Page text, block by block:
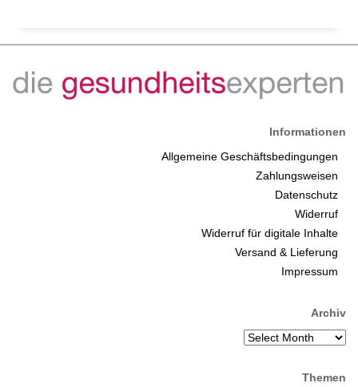
Informationen
Allgemeine Geschäftsbedingungen
Zahlungsweisen
Datenschutz
Widerruf
Widerruf für digitale Inhalte
Versand & Lieferung
Impressum
Archiv
Themen